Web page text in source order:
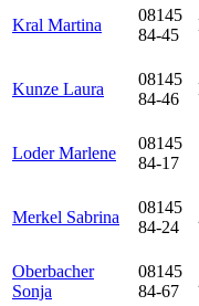
Kral Martina
08145
84-45
Kunze Laura
08145
84-46
Loder Marlene
08145
84-17
Merkel Sabrina
08145
84-24
Oberbacher
Sonja
08145
84-67